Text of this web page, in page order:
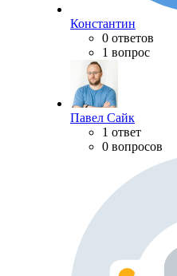
Константин
0 ответов
1 вопрос
Павел Сайк
1 ответ
0 вопросов